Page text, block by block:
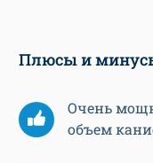
Плюсы и
Очень
объем